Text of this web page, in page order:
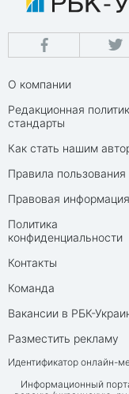
О компании
Редакционная
стандарты
Как стать нашим
Правила пользования
Правовая информация
Политика
конфиденциальности
Контакты
Команда
Вакансии в РБК-
Разместить рекламу
Идентификатор онлайн-
Информационный